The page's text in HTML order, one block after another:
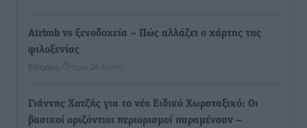
Airbnb vs ξενοδοχεία – Πώς αλλάζει ο χάρτης της
φιλοξενίας
Ειδήσεις πριν 26 λεπτά
Γιάννης Χατζής για το νέο Ειδικό Χωροταξικό: Οι
βασικοί οριζόντιοι περιορισμοί παραμένουν –